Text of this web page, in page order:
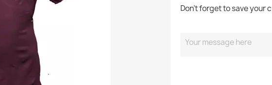
Don't forget to save your